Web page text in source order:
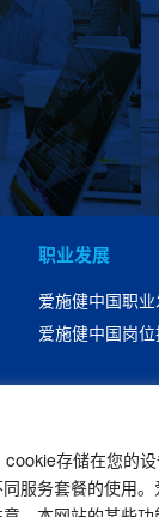
存储在您的
服务套餐的使用
患者可
职业发展
爱施健中国职
爱施健中国岗
信息权利声明
号